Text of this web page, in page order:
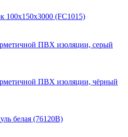
100х150х3000 (FC1015)
ПВХ изоляции, серый
ПВХ изоляции, чёрный
белая (76120B)